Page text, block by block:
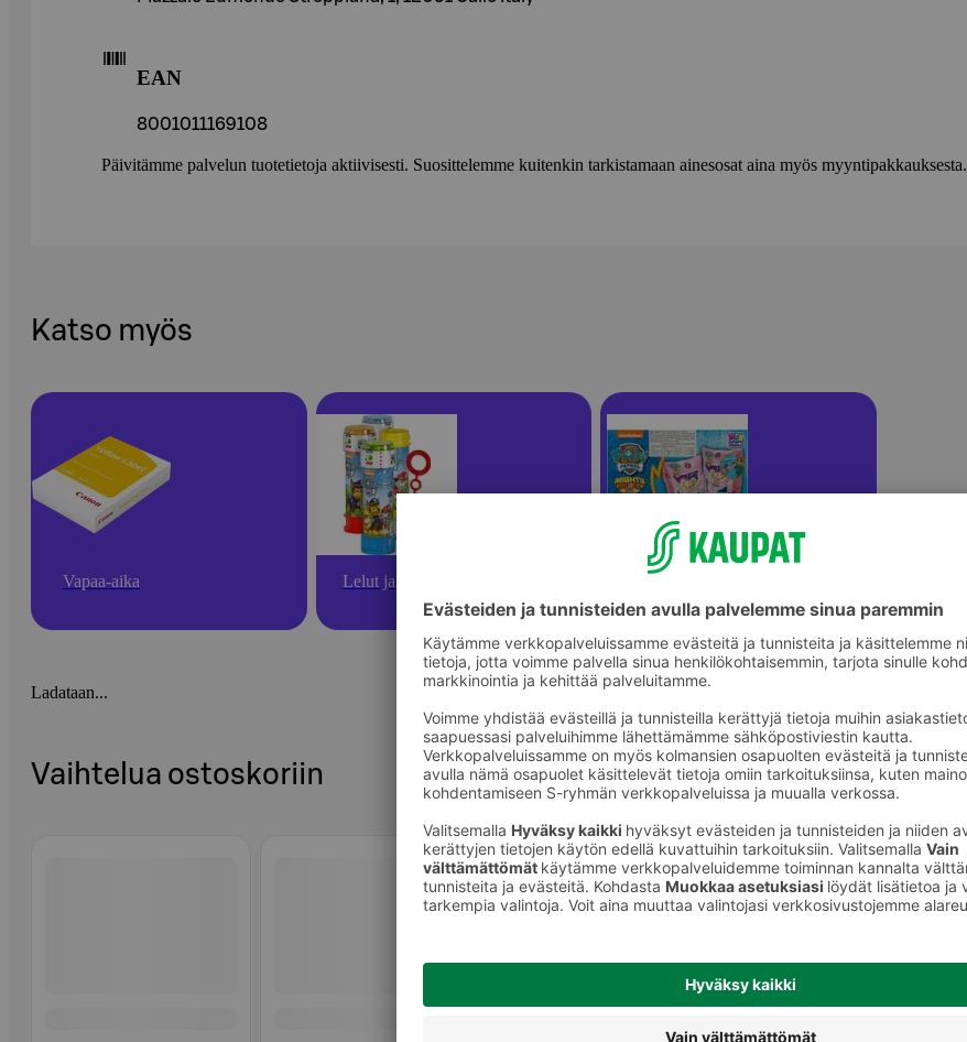
EAN
8001011169108
Päivitämme palvelun tuotetietoja aktiivisesti. Suosittelemme kuitenkin tarkistamaan ainesosat aina myös myyntipakkauksesta.
Katso myös
Vapaa-aika Lelut ja pelit
Ladataan...
Vaihtelua ostoskoriin